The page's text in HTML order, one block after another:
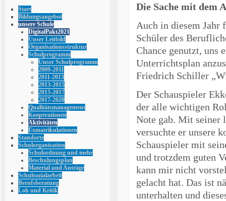
Start
Bildungsangebot
unsere Schule
DigitalPakt2021
Unser Leitbild
Organisationsstruktur
Schulprogramm
Unser Schulprogramm
2009-2011
2011-2013
2013-2015
2015-2017
2017-2020
Qualitätsmanagement
Kooperationen
Aktivitäten
Exmatrikulationen
Standorte
Schulorganisation
Schulordnung und mehr
Beschulungsplan
Material und Anträge
Schulsozialarbeit
Berufsberatung
Lob und Kritik
Die Sache mit dem
Auch in diesem Jahr
Schüler des
Chance genutzt, uns
Unterrichtsplan
Friedrich Schiller
Der Schauspieler
der alle wichtigen
Note gab. Mit seiner
versuchte er unsere
Schauspieler mit
und trotzdem guten
kann mir nicht
gelacht hat. Das ist
unterhalten und